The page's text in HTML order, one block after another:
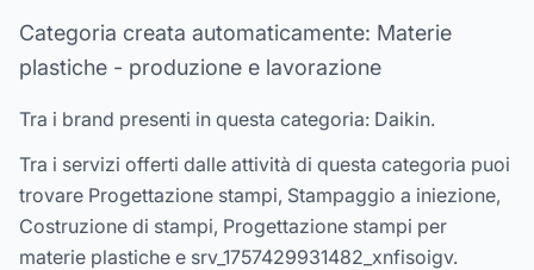
Categoria creata automaticamente: Materie
plastiche - produzione e lavorazione
Tra i brand presenti in questa categoria: Daikin.
Tra i servizi offerti dalle attività di questa categoria puoi
trovare Progettazione stampi, Stampaggio a iniezione,
Costruzione di stampi, Progettazione stampi per
materie plastiche e srv_1757429931482_xnfisoigv.